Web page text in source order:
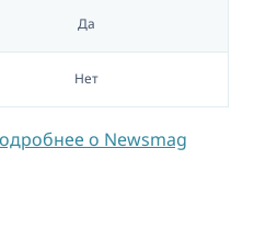
Да
Нет
о Newsmag